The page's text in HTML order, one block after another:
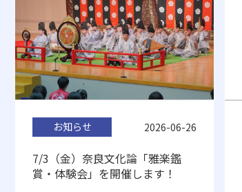
お知らせ 2026-06-26
7/3（金）奈良文化論「雅楽鑑
賞・体験会」を開催します！